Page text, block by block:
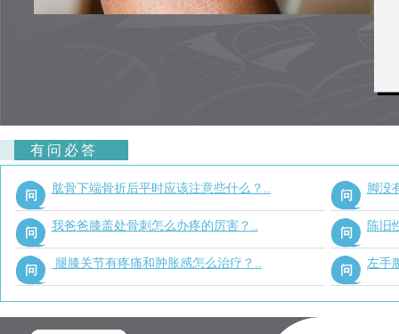
有问必答
问 肱骨下端骨折后平时应该注意些什么？.. 问 脚没
问 我爸爸膝盖处骨刺怎么办疼的厉害？.. 问 陈旧
问 腿膝关节有疼痛和肿胀感怎么治疗？.. 问 左手